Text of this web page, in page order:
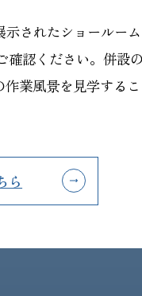
されたショールーム
確認ください。併設
業風景を見学するこ
ら